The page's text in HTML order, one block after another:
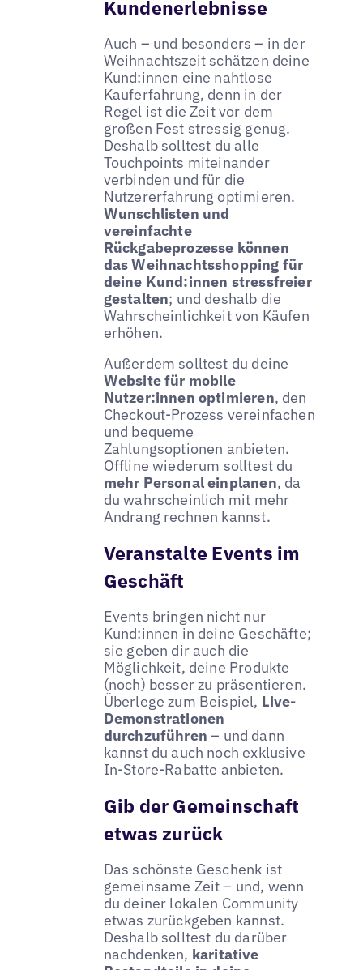
Kundenerlebnisse
Auch – und besonders – in der
Weihnachtszeit schätzen deine
Kund:innen eine nahtlose
Kauferfahrung, denn in der
Regel ist die Zeit vor dem
großen Fest stressig genug.
Deshalb solltest du alle
Touchpoints miteinander
verbinden und für die
Nutzererfahrung optimieren.
Wunschlisten und
vereinfachte
Rückgabeprozesse können
das Weihnachtsshopping für
deine Kund:innen stressfreier
gestalten; und deshalb die
Wahrscheinlichkeit von Käufen
erhöhen.
Außerdem solltest du deine
Website für mobile
Nutzer:innen optimieren, den
Checkout-Prozess vereinfachen
und bequeme
Zahlungsoptionen anbieten.
Offline wiederum solltest du
mehr Personal einplanen, da
du wahrscheinlich mit mehr
Andrang rechnen kannst.
Veranstalte Events im
Geschäft
Events bringen nicht nur
Kund:innen in deine Geschäfte;
sie geben dir auch die
Möglichkeit, deine Produkte
(noch) besser zu präsentieren.
Überlege zum Beispiel, Live-
Demonstrationen
durchzuführen– und dann
kannst du auch noch exklusive
In-Store-Rabatte anbieten.
Gib der Gemeinschaft
etwas zurück
Das schönste Geschenk ist
gemeinsame Zeit – und, wenn
du deiner lokalen Community
etwas zurückgeben kannst.
Deshalb solltest du darüber
nachdenken, karitative